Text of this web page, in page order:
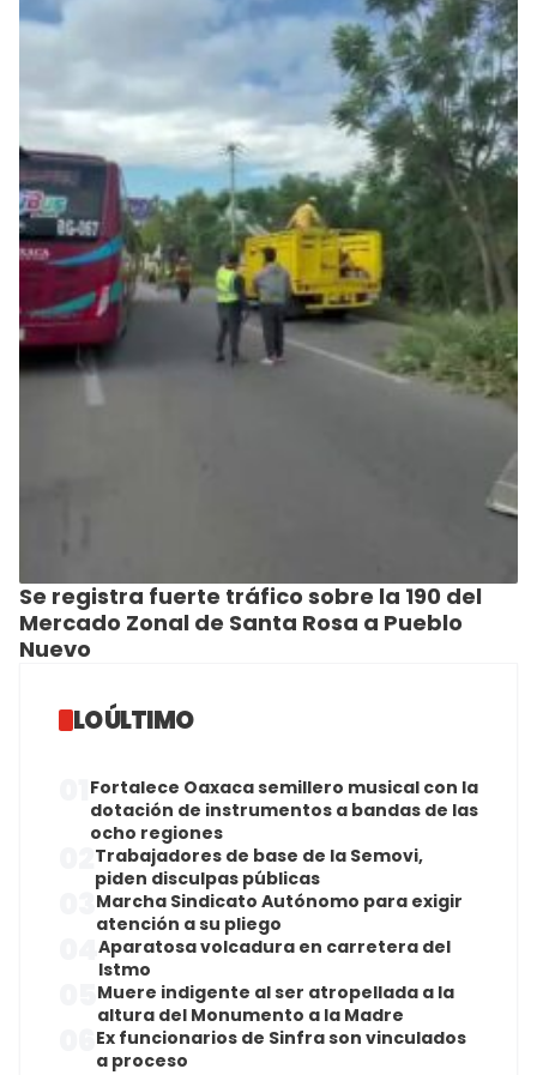
Se registra fuerte tráfico sobre la 190 del
Mercado Zonal de Santa Rosa a Pueblo
Nuevo
LO ÚLTIMO
Fortalece Oaxaca semillero musical con la
dotación de instrumentos a bandas de las
ocho regiones
Trabajadores de base de la Semovi,
piden disculpas públicas
Marcha Sindicato Autónomo para exigir
atención a su pliego
Aparatosa volcadura en carretera del
Istmo
Muere indigente al ser atropellada a la
altura del Monumento a la Madre
Ex funcionarios de Sinfra son vinculados
a proceso